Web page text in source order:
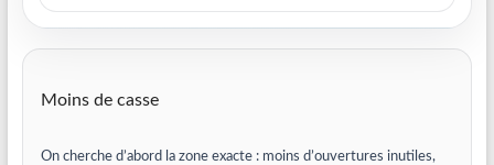
Moins de casse
On cherche d’abord la zone exacte : moins d’ouvertures inutiles,